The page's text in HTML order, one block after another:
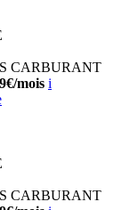
CARBURANT
mois i
CARBURANT